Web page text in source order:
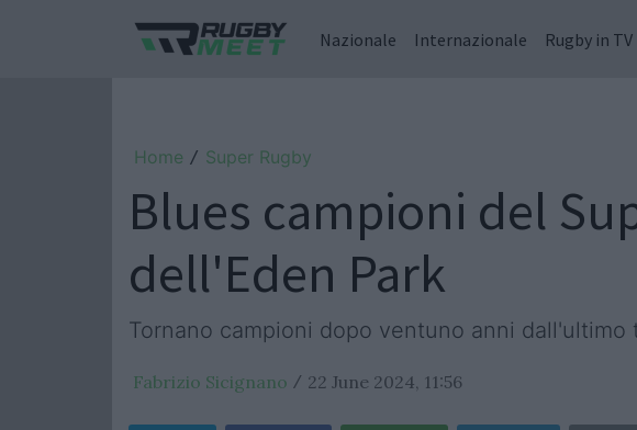
Nazionale Internazionale Rugby in TV
Home / Super Rugby
Blues campioni del
dell'Eden Park
Tornano campioni dopo ventuno anni
Fabrizio Sicignano / 22 June 2024, 11:56